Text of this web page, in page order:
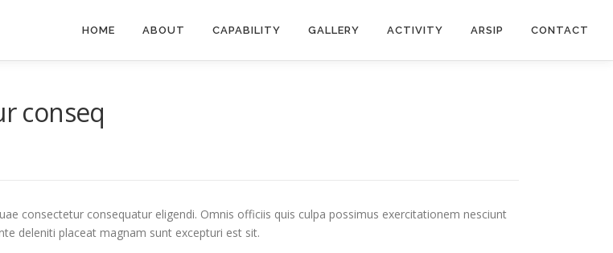
HOME ABOUT CAPABILITY GALLERY ACTIVITY ARSIP CONTACT
conseq
consectetur consequatur eligendi. Omnis officiis quis culpa possimus exercitationem nesciunt
deleniti placeat magnam sunt excepturi est sit.